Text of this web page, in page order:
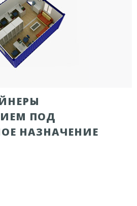
ПОД
НАЗНАЧЕНИЕ